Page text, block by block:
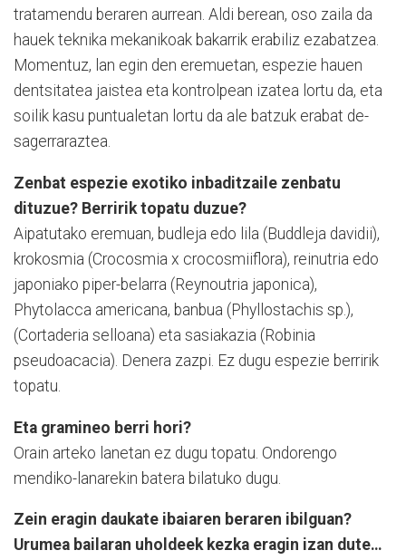
tratamendu beraren aurrean. Aldi berean, oso zaila da
hauek teknika mekanikoak bakarrik erabiliz ezabatzea.
Momentuz, lan egin den eremuetan, espezie hauen
dentsitatea jaistea eta kontrolpean izatea lortu da, eta
soilik kasu puntualetan lortu da ale batzuk erabat de­
sagerraraztea.
Zenbat espezie exotiko inbaditzaile zenbatu
dituzue? Berririk topatu duzue?
Aipatutako eremuan, budleja edo lila (Buddleja davidii),
krokosmia (Crocosmia x crocosmiiflora), reinutria edo
japoniako piper-belarra (Reyn­ou­tria japonica),
Phytolacca americana, banbua (Phyllos­tachis sp.),
(Cortaderia selloana) eta sasiakazia (Robinia
pseudoacacia). Denera zazpi. Ez dugu espezie berririk
topatu.
Eta gramineo berri hori?
Orain arteko lanetan ez dugu topatu. Ondorengo
mendiko-lanarekin batera bilatuko dugu.
Zein eragin daukate ibaiaren beraren ibilguan?
Urumea bailaran uholdeek kezka eragin izan dute…